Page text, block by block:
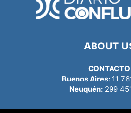
ABOUT
CONTACTO
Buenos Aires: 11
Neuquén:299